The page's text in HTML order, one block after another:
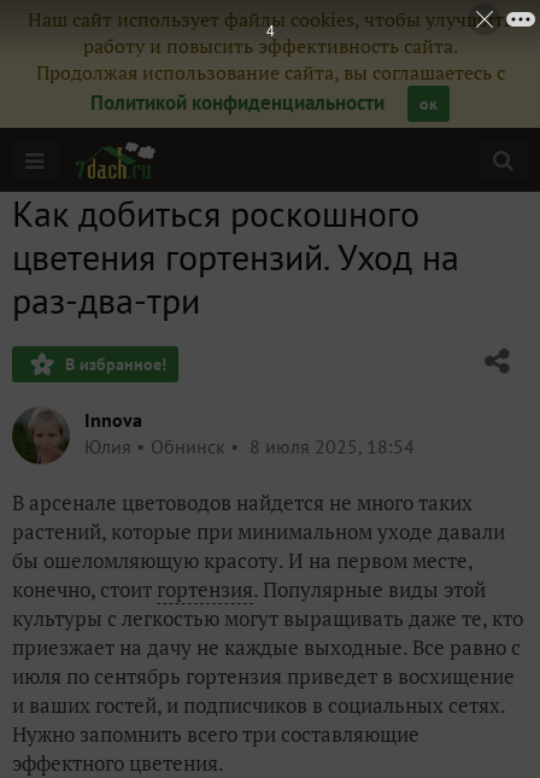
Наш сайт использует файлы cookies, чтобы улучшить
работу и повысить эффективность сайта.
Продолжая использование сайта, вы соглашаетесь с
Политикой конфиденциальности
ок
Как добиться роскошного
цветения гортензий. Уход на
раз-два-три
В избранное!
Innova
Юлия
Обнинск 8 июля 2025, 18:54
В арсенале цветоводов найдется не много таких
растений, которые при минимальном уходе давали
бы ошеломляющую красоту. И на первом месте,
конечно, стоит гортензия. Популярные виды этой
культуры с легкостью могут выращивать даже те, кто
приезжает на дачу не каждые выходные. Все равно с
июля по сентябрь гортензия приведет в восхищение
и ваших гостей, и подписчиков в социальных сетях.
Нужно запомнить всего три составляющие
эффектного цветения.
2